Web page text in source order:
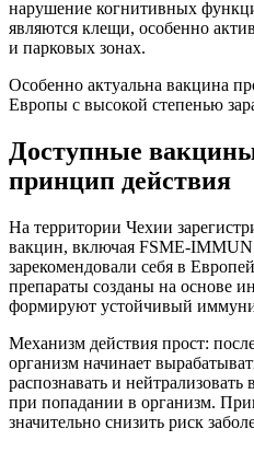
нарушение когнитивных
являются клещи, особенно
и парковых зонах.
Особенно актуальна вакцина
Европы с высокой степенью
Доступные
принцип действия
На территории Чехии
вакцин, включая FSME-
зарекомендовали себя в
препараты созданы на основе
формируют устойчивый
Механизм действия прост:
организм начинает
распознавать и
при попадании в организм.
значительно снизить риск